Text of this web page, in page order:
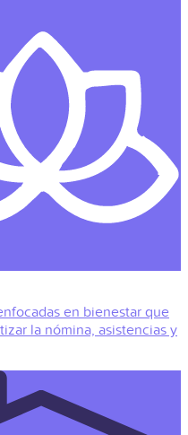
en bienestar que
la nómina, asistencias y